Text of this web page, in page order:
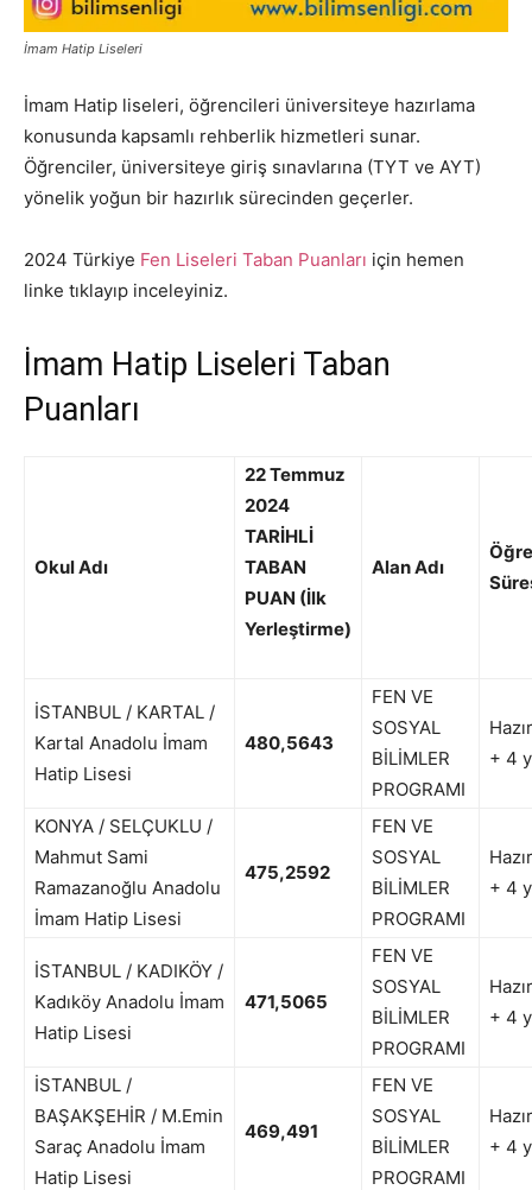
İmam Hatip Liseleri
İmam Hatip liseleri, öğrencileri üniversiteye hazırlama
konusunda kapsamlı rehberlik hizmetleri sunar.
Öğrenciler, üniversiteye giriş sınavlarına (TYT ve AYT)
yönelik yoğun bir hazırlık sürecinden geçerler.
2024 Türkiye Fen Liseleri Taban Puanları için hemen
linke tıklayıp inceleyiniz.
İmam Hatip Liseleri Taban
Puanları
Okul Adı
22 Temmuz
2024
TARİHLİ
TABAN
PUAN (İlk
Yerleştirme)
Alan Adı
İSTANBUL / KARTAL /
Kartal Anadolu İmam
Hatip Lisesi
480,5643
FEN VE
SOSYAL
BİLİMLER
PROGRAMI
+ 4
KONYA / SELÇUKLU /
Mahmut Sami
Ramazanoğlu Anadolu
İmam Hatip Lisesi
475,2592
FEN VE
SOSYAL
BİLİMLER
PROGRAMI
+ 4
İSTANBUL / KADIKÖY /
Kadıköy Anadolu İmam
Hatip Lisesi
471,5065
FEN VE
SOSYAL
BİLİMLER
PROGRAMI
+ 4
İSTANBUL /
BAŞAKŞEHİR / M.Emin
Saraç Anadolu İmam
Hatip Lisesi
469,491
FEN VE
SOSYAL
BİLİMLER
PROGRAMI
+ 4